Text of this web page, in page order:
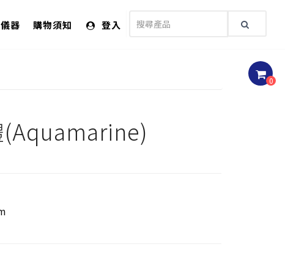
器 購物須知 登入
0